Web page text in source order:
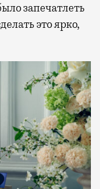
запечатлеть
это ярко,